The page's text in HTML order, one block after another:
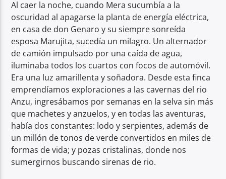
Al caer la noche, cuando Mera sucumbía a la
oscuridad al apagarse la planta de energía eléctrica,
en casa de don Genaro y su siempre sonreída
esposa Marujita, sucedía un milagro. Un alternador
de camión impulsado por una caída de agua,
iluminaba todos los cuartos con focos de automóvil.
Era una luz amarillenta y soñadora. Desde esta finca
emprendíamos exploraciones a las cavernas del rio
Anzu, ingresábamos por semanas en la selva sin más
que machetes y anzuelos, y en todas las aventuras,
había dos constantes: lodo y serpientes, además de
un millón de tonos de verde convertidos en miles de
formas de vida; y pozas cristalinas, donde nos
sumergirnos buscando sirenas de rio.